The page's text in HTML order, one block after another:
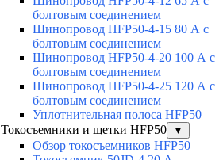
болтовым соединением
Шинопровод HFP50-4-15 80 А с
болтовым соединением
Шинопровод HFP50-4-20 100 А с
болтовым соединением
Шинопровод HFP50-4-25 120 А с
болтовым соединением
Уплотнительная полоса HFP50
Токосъемники и щетки HFP50
▼
Обзор токосъемников HFP50